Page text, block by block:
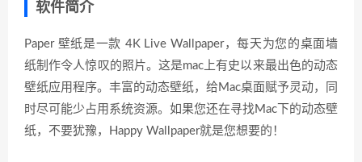
软件简介
Paper 壁纸是一款 4K Live Wallpaper，每天为您的桌面墙
纸制作令人惊叹的照片。这是mac上有史以来最出色的动态
壁纸应用程序。丰富的动态壁纸，给Mac桌面赋予灵动，同
时尽可能少占用系统资源。如果您还在寻找Mac下的动态壁
纸，不要犹豫，Happy Wallpaper就是您想要的！